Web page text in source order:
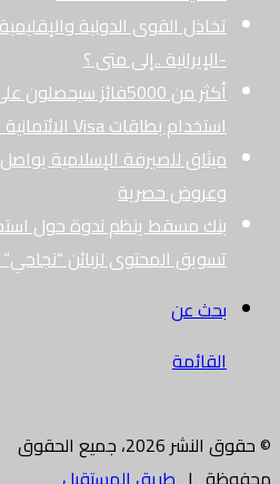
تخاذل القوى الدولية
-الإيرانية ..إلى متى ؟
استخدام بطاقات Visa الائتمانية دوليًا
ميثاق للصيرفة الإسلامية
وعروض حصرية
بنك مسقط ينظم ندوة حول
تسويق المحتوى لزبائن “نجاحي”
بحث عن
القائمة
© حقوق النشر 2026، جميع الحقوق